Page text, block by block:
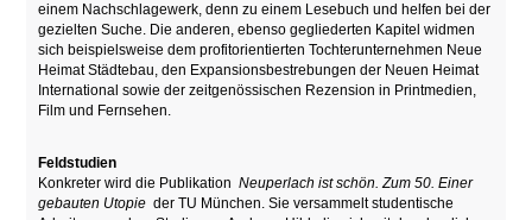
einem Nachschlagewerk, denn zu einem Lesebuch und helfen bei der
gezielten Suche. Die anderen, ebenso gegliederten Kapitel widmen
sich beispielsweise dem profitorientierten Tochterunternehmen Neue
Heimat Städtebau, den Expansionsbestrebungen der Neuen Heimat
International sowie der zeitgenössischen Rezension in Printmedien,
Film und Fernsehen.
Feldstudien
Konkreter wird die PublikationNeuperlach ist schön. Zum 50. Einer
gebauten Utopieder TU München. Sie versammelt studentische